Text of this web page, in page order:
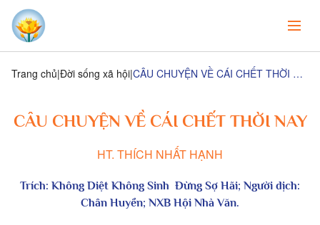
Trang chủ Đời sống xã hội CÂU CHUYỆN VỀ CÁI CHẾT THỜI NAY
CÂU CHUYỆN VỀ CÁI CHẾT THỜI NAY
HT. THÍCH NHẤT HẠNH
Trích: Không Diệt Không Sinh Đừng Sợ Hãi; Người dịch:
Chân Huyền; NXB Hội Nhà Văn.